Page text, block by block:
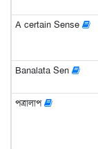
A certain Sense
Banalata Sen
পত্রালাপ